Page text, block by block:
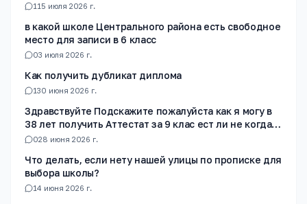
1 15 июля 2026 г.
в какой школе Центрального района есть свободное
место для записи в 6 класс
03 июля 2026 г.
Как получить дубликат диплома
130 июня 2026 г.
Здравствуйте Подскажите пожалуйста как я могу в
38 лет получить Аттестат за 9 клас ест ли не когда
не училась в школе
028 июня 2026 г.
Что делать, если нету нашей улицы по прописке для
выбора школы?
14 июня 2026 г.